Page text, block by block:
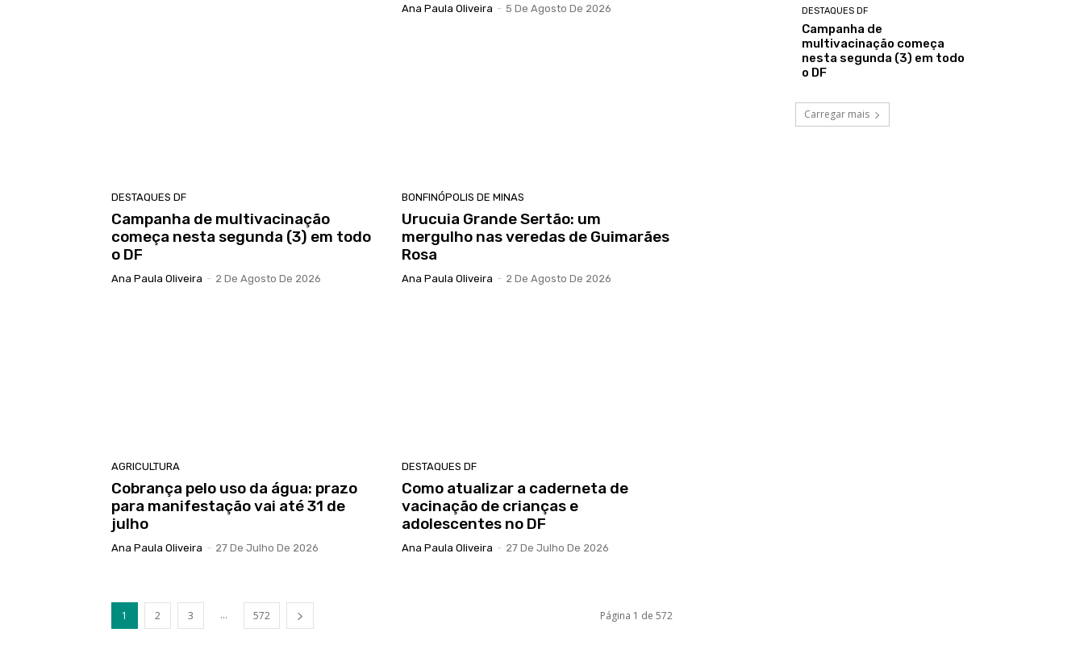
Ana Paula Oliveira - 5 De Agosto De 2026
DESTAQUES DF
Campanha de multivacinação
começa nesta segunda (3) em todo
o DF
Ana Paula Oliveira - 2 De Agosto De 2026
BONFINÓPOLIS DE MINAS
Urucuia Grande Sertão: um
mergulho nas veredas de Guimarães
Rosa
Ana Paula Oliveira - 2 De Agosto De 2026
AGRICULTURA
Cobrança pelo uso da água: prazo
para manifestação vai até 31 de
julho
Ana Paula Oliveira - 27 De Julho De 2026
DESTAQUES DF
Como atualizar a caderneta de
vacinação de crianças e
adolescentes no DF
Ana Paula Oliveira - 27 De Julho De 2026
1 2 3 ... 572 Página 1 de 572
DESTAQUES DF
Campanha de
multivacinação começa
nesta segunda (3) em todo
o DF
Carregar mais